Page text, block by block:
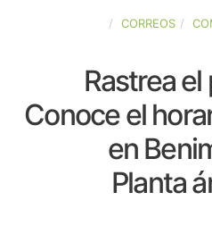
CORREOS
Rastrea
Conoce el
en
Planta